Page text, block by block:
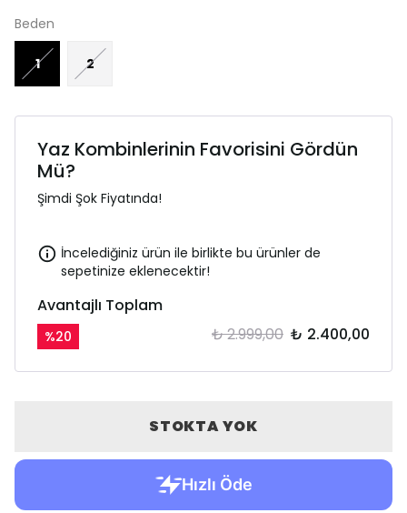
Beden
1 2
Yaz Kombinlerinin Favorisini Gördün
Mü?
Şimdi Şok Fiyatında!
İncelediğiniz ürün ile birlikte bu ürünler de
sepetinize eklenecektir!
Avantajlı Toplam
%20 ₺ 2.999,00 ₺ 2.400,00
STOKTA YOK